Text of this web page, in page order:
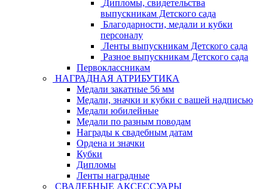
Дипломы, свидетельства
выпускникам Детского сада
Благодарности, медали и кубки
персоналу
Ленты выпускникам Детского сада
Разное выпускникам Детского сада
Первоклассникам
НАГРАДНАЯ АТРИБУТИКА
Медали закатные 56 мм
Медали, значки и кубки с вашей надписью
Медали юбилейные
Медали по разным поводам
Награды к свадебным датам
Ордена и значки
Кубки
Дипломы
Ленты наградные
СВАДЕБНЫЕ АКСЕССУАРЫ